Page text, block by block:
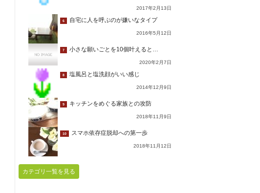
2017年2月13日
6 自宅に人を呼ぶのが嫌いなタイプ
2016年5月12日
7 小さな願いごとを10個叶えると…
2020年2月7日
8 塩風呂と塩洗顔がいい感じ
2014年12月9日
9 キッチンをめぐる家族との攻防
2018年11月9日
10 スマホ依存症脱却への第一歩
2018年11月12日
カテゴリ一覧を見る